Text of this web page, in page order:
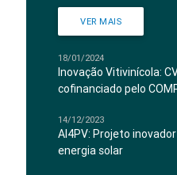
VER MAIS
18/01/2024
Inovação Vitivinícola:
cofinanciado pelo
14/12/2023
AI4PV: Projeto
energia solar